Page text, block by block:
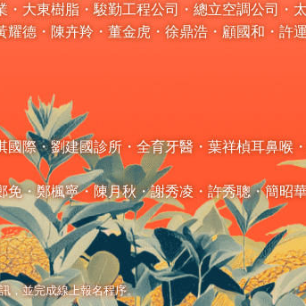
大東樹脂・駿勤工程公司・總立空調公司・
德・陳卉羚・董金虎・徐鼎浩・顧國和・許
際・劉建國診所・全育牙醫・葉祥楨耳鼻喉
免・鄭楓寧・陳月秋・謝秀凌・許秀聰・簡昭
訊，並完成線上報名程序。